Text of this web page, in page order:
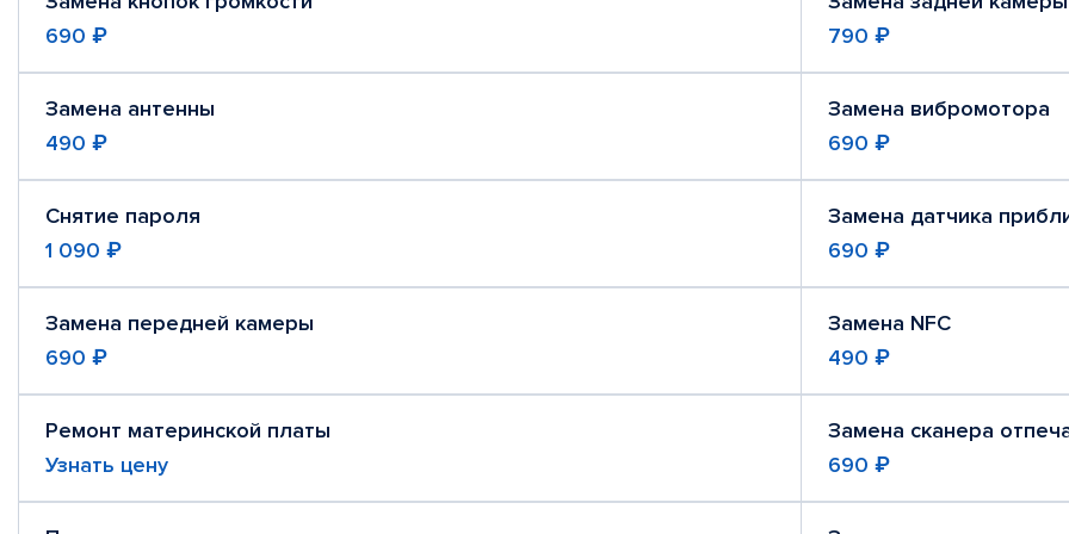
690 ₽
790 ₽
Замена антенны
490 ₽
Замена вибромотора
690 ₽
Снятие пароля
1 090 ₽
Замена датчика
690 ₽
Замена передней камеры
690 ₽
Замена NFC
490 ₽
Ремонт материнской платы
Узнать цену
Замена сканера
690 ₽